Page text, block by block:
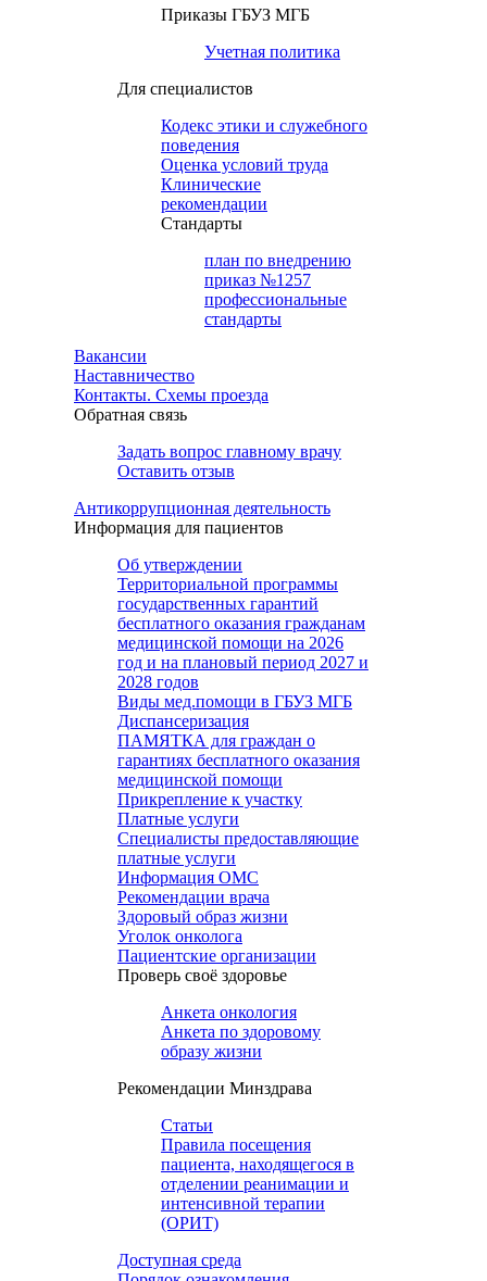
Приказы ГБУЗ МГБ
Учетная политика
Для специалистов
Кодекс этики и служебного
поведения
Оценка условий труда
Клинические
рекомендации
Cтандарты
план по внедрению
приказ №1257
профессиональные
стандарты
Вакансии
Наставничество
Контакты. Схемы проезда
Обратная связь
Задать вопрос главному врачу
Оставить отзыв
Антикоррупционная деятельность
Информация для пациентов
Об утверждении
Территориальной программы
государственных гарантий
бесплатного оказания гражданам
медицинской помощи на 2026
год и на плановый период 2027 и
2028 годов
Виды мед.помощи в ГБУЗ МГБ
Диспансеризация
ПАМЯТКА для граждан о
гарантиях бесплатного оказания
медицинской помощи
Прикрепление к участку
Платные услуги
Специалисты предоставляющие
платные услуги
Информация ОМС
Рекомендации врача
Здоровый образ жизни
Уголок онколога
Пациентские организации
Проверь своё здоровье
Анкета онкология
Анкета по здоровому
образу жизни
Рекомендации Минздрава
Статьи
Правила посещения
пациента, находящегося в
отделении реанимации и
интенсивной терапии
(ОРИТ)
Доступная среда